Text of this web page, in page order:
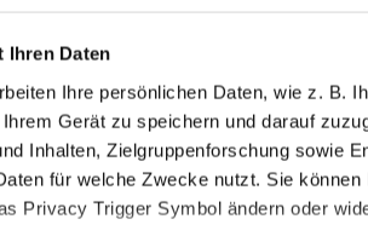
Ihren Daten
Ihre persönlichen Daten, wie z. B.
Gerät zu speichern und darauf
Inhalten, Zielgruppenforschung sowie
für welche Zwecke nutzt. Sie
Privacy Trigger Symbol ändern oder
+ Fremdsprachen
Personal + Softskills
Tourismus + Event +